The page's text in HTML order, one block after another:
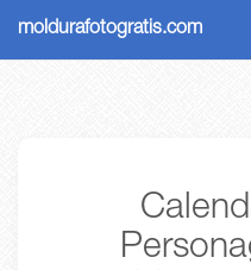
moldurafotogratis.com